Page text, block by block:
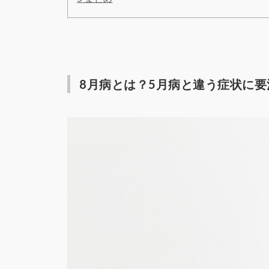
8月病とは？5月病と違う症状に